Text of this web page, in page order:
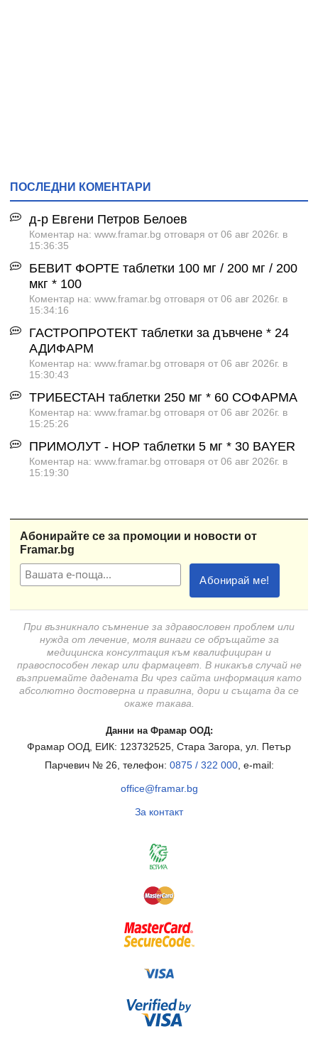
ПОСЛЕДНИ КОМЕНТАРИ
д-р Евгени Петров Белоев
Коментар на: www.framar.bg отговаря от 06 авг 2026г. в
15:36:35
БЕВИТ ФОРТЕ таблетки 100 мг / 200 мг / 200
мкг * 100
Коментар на: www.framar.bg отговаря от 06 авг 2026г. в
15:34:16
ГАСТРОПРОТЕКТ таблетки за дъвчене * 24
АДИФАРМ
Коментар на: www.framar.bg отговаря от 06 авг 2026г. в
15:30:43
ТРИБЕСТАН таблетки 250 мг * 60 СОФАРМА
Коментар на: www.framar.bg отговаря от 06 авг 2026г. в
15:25:26
ПРИМОЛУТ - НОР таблетки 5 мг * 30 BAYER
Коментар на: www.framar.bg отговаря от 06 авг 2026г. в
15:19:30
Абонирайте се за промоции и новости от
Framar.bg
При възникнало съмнение за здравословен проблем или
нужда от лечение, моля винаги се обръщайте за
медицинска консултация към квалифициран и
правоспособен лекар или фармацевт. В никакъв случай не
възприемайте дадената Ви чрез сайта информация като
абсолютно достоверна и правилна, дори и същата да се
окаже такава.
Данни на Фрамар ООД:
Фрамар ООД, ЕИК: 123732525, Стара Загора, ул. Петър
Парчевич № 26, телефон: 0875 / 322 000, e-mail:
office@framar.bg
За контакт